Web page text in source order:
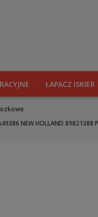
ŁAPACZ ISKIER
NEW HOLLAND 89821388